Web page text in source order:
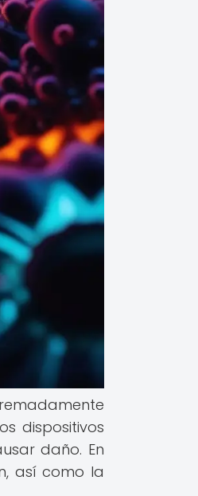
dispositivos
daño. En
así como la